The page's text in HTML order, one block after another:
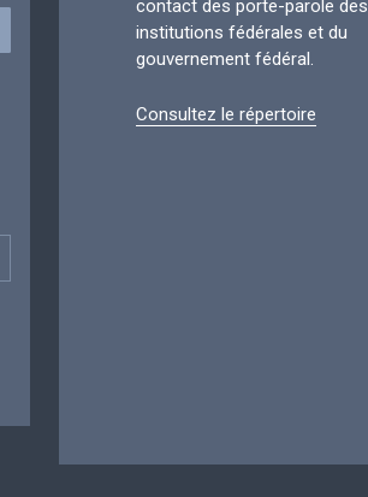
contact des porte-parole des
institutions fédérales et du
gouvernement fédéral.
Consultez le répertoire